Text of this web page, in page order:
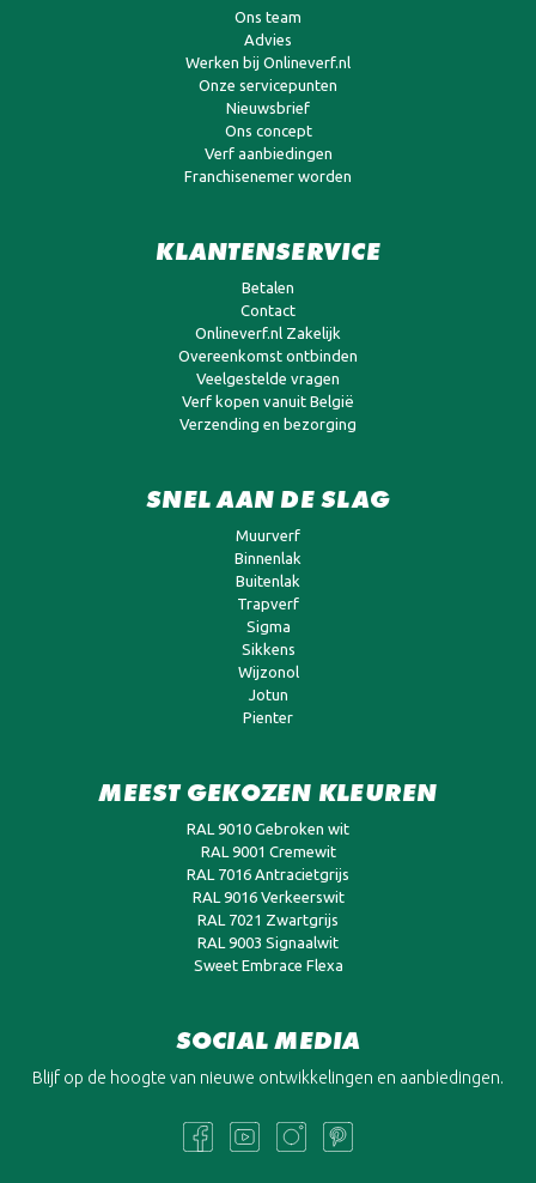
Ons team
Advies
Werken bij Onlineverf.nl
Onze servicepunten
Nieuwsbrief
Ons concept
Verf aanbiedingen
Franchisenemer worden
KLANTENSERVICE
Betalen
Contact
Onlineverf.nl Zakelijk
Overeenkomst ontbinden
Veelgestelde vragen
Verf kopen vanuit België
Verzending en bezorging
SNEL AAN DE SLAG
Muurverf
Binnenlak
Buitenlak
Trapverf
Sigma
Sikkens
Wijzonol
Jotun
Pienter
MEEST GEKOZEN KLEUREN
RAL 9010 Gebroken wit
RAL 9001 Cremewit
RAL 7016 Antracietgrijs
RAL 9016 Verkeerswit
RAL 7021 Zwartgrijs
RAL 9003 Signaalwit
Sweet Embrace Flexa
SOCIAL MEDIA
Blijf op de hoogte van nieuwe ontwikkelingen en aanbiedingen.